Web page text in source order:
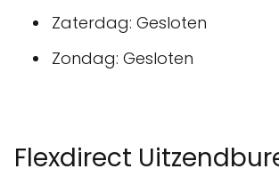
Zaterdag: Gesloten
Zondag: Gesloten
Flexdirect